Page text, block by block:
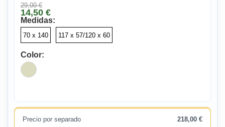
29,00 €
14,50 €
Medidas:
70 x 140 117 x 57/120 x 60
Color:
Precio por separado
218,00 €